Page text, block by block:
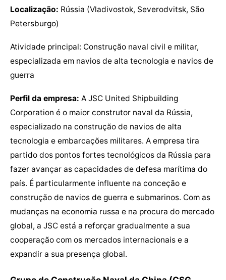
Localização: Rússia (Vladivostok, Severodvitsk, São
Petersburgo)
Atividade principal: Construção naval civil e militar,
especializada em navios de alta tecnologia e navios de
guerra
Perfil da empresa: A JSC United Shipbuilding
Corporation é o maior construtor naval da Rússia,
especializado na construção de navios de alta
tecnologia e embarcações militares. A empresa tira
partido dos pontos fortes tecnológicos da Rússia para
fazer avançar as capacidades de defesa marítima do
país. É particularmente influente na conceção e
construção de navios de guerra e submarinos. Com as
mudanças na economia russa e na procura do mercado
global, a JSC está a reforçar gradualmente a sua
cooperação com os mercados internacionais e a
expandir a sua presença global.